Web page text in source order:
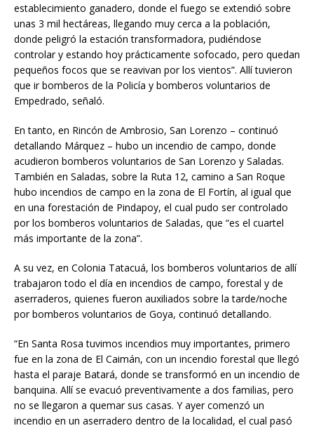
establecimiento ganadero, donde el fuego se extendió sobre
unas 3 mil hectáreas, llegando muy cerca a la población,
donde peligró la estación transformadora, pudiéndose
controlar y estando hoy prácticamente sofocado, pero quedan
pequeños focos que se reavivan por los vientos”. Allí tuvieron
que ir bomberos de la Policía y bomberos voluntarios de
Empedrado, señaló.
En tanto, en Rincón de Ambrosio, San Lorenzo – continuó
detallando Márquez – hubo un incendio de campo, donde
acudieron bomberos voluntarios de San Lorenzo y Saladas.
También en Saladas, sobre la Ruta 12, camino a San Roque
hubo incendios de campo en la zona de El Fortín, al igual que
en una forestación de Pindapoy, el cual pudo ser controlado
por los bomberos voluntarios de Saladas, que “es el cuartel
más importante de la zona”.
A su vez, en Colonia Tatacuá, los bomberos voluntarios de allí
trabajaron todo el día en incendios de campo, forestal y de
aserraderos, quienes fueron auxiliados sobre la tarde/noche
por bomberos voluntarios de Goya, continuó detallando.
“En Santa Rosa tuvimos incendios muy importantes, primero
fue en la zona de El Caimán, con un incendio forestal que llegó
hasta el paraje Batará, donde se transformó en un incendio de
banquina. Allí se evacuó preventivamente a dos familias, pero
no se llegaron a quemar sus casas. Y ayer comenzó un
incendio en un aserradero dentro de la localidad, el cual pasó